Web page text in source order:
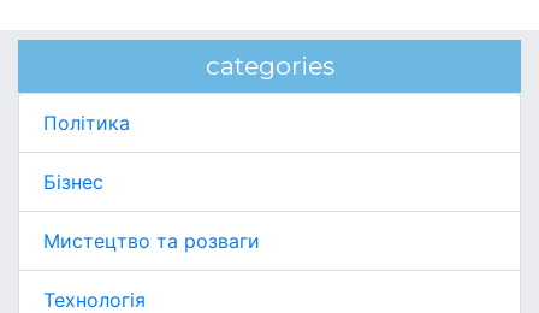
categories
Політика
Бізнес
Мистецтво та розваги
Технологія